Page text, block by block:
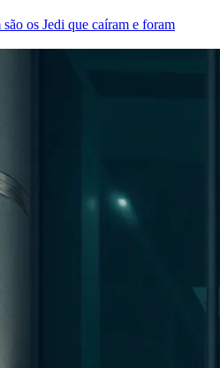
os Jedi que caíram e foram